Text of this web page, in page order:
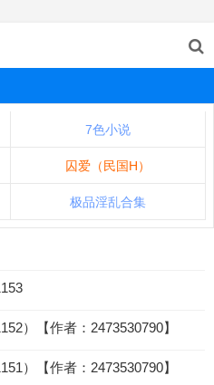
7色小说
囚爱（民国H）
极品淫乱合集
）【作者：2473530790】
）【作者：2473530790】